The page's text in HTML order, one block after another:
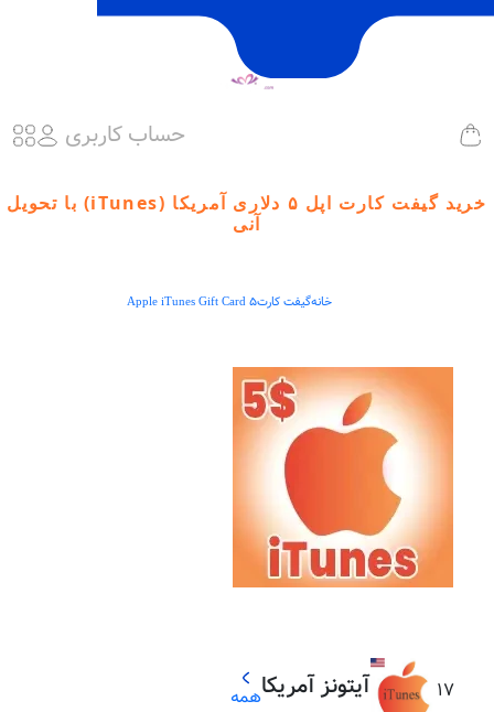
حساب کاربری
خرید گیفت کارت اپل ۵ دلاری آمریکا (iTunes) با تحویل
آنی
خانهگیفت کارتApple iTunes Gift Card 5
17 آیتونز آمریکاهمه